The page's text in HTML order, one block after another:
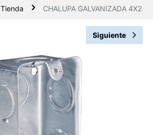
Tienda CHALUPA GALVANIZADA 4X2
Siguiente